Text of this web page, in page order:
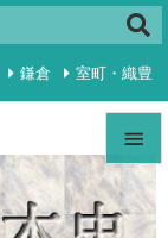


Menu
鎌倉 室町・織豊
RSS